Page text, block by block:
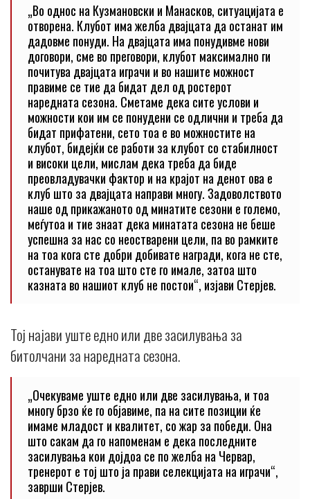
„Во однос на Кузмановски и Манасков, ситуацијата е
отворена. Клубот има желба двајцата да останат им
дадовме понуди. На двајцата има понудивме нови
договори, сме во преговори, клубот максимално ги
почитува двајцата играчи и во нашите можност
правиме се тие да бидат дел од ростерот
наредната сезона. Сметаме дека сите услови и
можности кои им се понудени се одлични и треба да
бидат прифатени, сето тоа е во можностите на
клубот, бидејќи се работи за клубот со стабилност
и високи цели, мислам дека треба да биде
преовладувачки фактор и на крајот на денот ова е
клуб што за двајцата направи многу. Задоволството
наше од прикажаното од минатите сезони е големо,
меѓутоа и тие знаат дека минатата сезона не беше
успешна за нас со неостварени цели, па во рамките
на тоа кога сте добри добивате награди, кога не сте,
останувате на тоа што сте го имале, затоа што
казната во нашиот клуб не постои“, изјави Стерјев.
Тој најави уште едно или две засилувања за
битолчани за наредната сезона.
„Очекуваме уште едно или две засилувања, и тоа
многу брзо ќе го објавиме, па на сите позиции ќе
имаме младост и квалитет, со жар за победи. Она
што сакам да го напоменам е дека последните
засилувања кои дојдоа се по желба на Червар,
тренерот е тој што ја прави селекцијата на играчи“,
заврши Стерјев.